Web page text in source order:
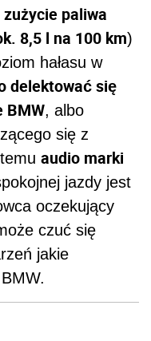
paliwa
8,5 l na 100 km)
hałasu w
delektować się
BMW, albo
się z
audio marki
jazdy jest
oczekujący
czuć się
jakie